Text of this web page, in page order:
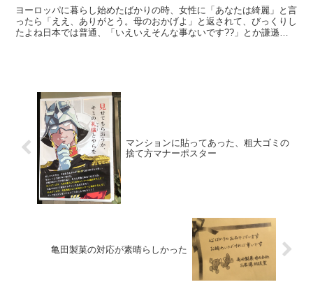
ヨーロッパに暮らし始めたばかりの時、女性に「あなたは綺麗」と言
ったら「ええ、ありがとう。母のおかげよ」と返されて、びっくりし
たよね日本では普通、「いえいえそんな事ないです??」とか謙遜し
マンションに貼ってあった、粗大ゴミの
捨て方マナーポスター
亀田製菓の対応が素晴らしかった